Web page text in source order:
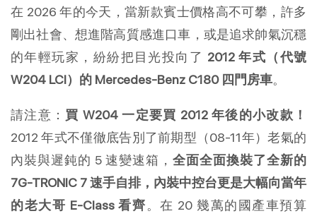
在 2026 年的今天，當新款賓士價格高不可攀，許多
剛出社會、想進階高質感進口車，或是追求帥氣沉穩
的年輕玩家，紛紛把目光投向了 2012 年式（代號
W204 LCI）的 Mercedes-Benz C180 四門房車。
請注意： 買 W204 一定要買 2012 年後的小改款！
2012 年式不僅徹底告別了前期型（08-11年）老氣的
內裝與遲鈍的 5 速變速箱， 全面全面換裝了全新的
7G-TRONIC 7 速手自排，內裝中控台更是大幅向當年
的老大哥 E-Class 看齊。在 20 幾萬的國產車預算